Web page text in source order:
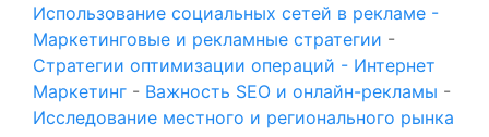
Использование социальных сетей в рекламе -
Маркетинговые и рекламные стратегии -
Стратегии оптимизации операций - Интернет
Маркетинг - Важность SEO и онлайн-рекламы -
Исследование местного и регионального рынка